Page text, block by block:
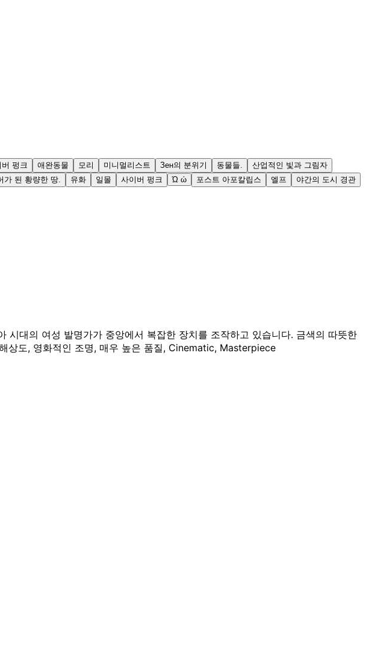
펑크 애완동물 모리 미니멀리스트 Зен의 분위기 동물들.
산업적인 빛과 그림자
가 된 황량한 땅. 유화 일몰 사이버 펑크 Ώ ώ 포스트 아포칼립스 엘프
야간의 도시 경관
대의 여성 발명가가 중앙에서 복잡한 장치를 조작하고 있습니다. 금색의 따뜻한
상도, 영화적인 조명, 매우 높은 품질, Cinematic, Masterpiece